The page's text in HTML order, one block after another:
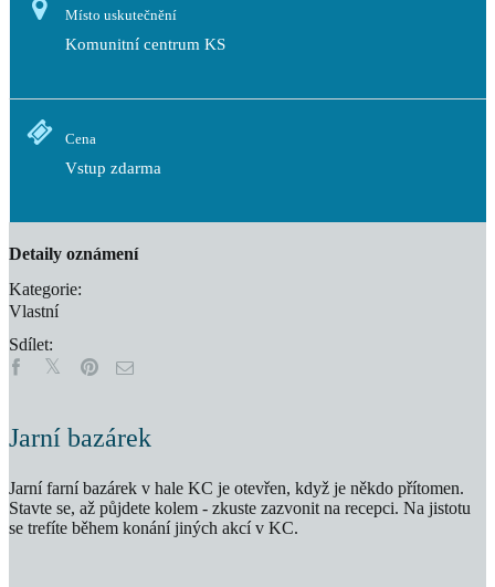
Místo uskutečnění
Komunitní centrum KS
Cena
Vstup zdarma
Detaily oznámení
Kategorie:
Vlastní
Sdílet:
Jarní bazárek
Jarní farní bazárek v hale KC je otevřen, když je někdo přítomen.
Stavte se, až půjdete kolem - zkuste zazvonit na recepci. Na jistotu
se trefíte během konání jiných akcí v KC.